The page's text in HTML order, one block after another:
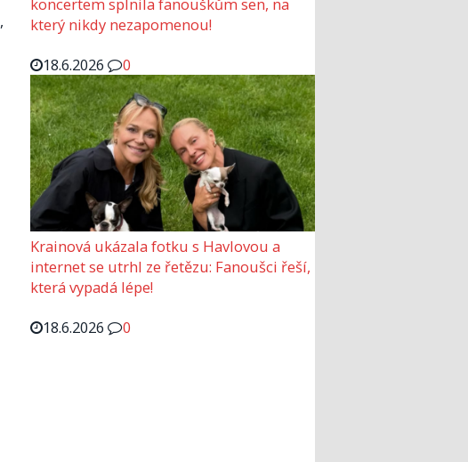
,
koncertem splnila fanouškům sen, na
který nikdy nezapomenou!
18.6.2026
0
Krainová ukázala fotku s Havlovou a
internet se utrhl ze řetězu: Fanoušci řeší,
která vypadá lépe!
18.6.2026
0